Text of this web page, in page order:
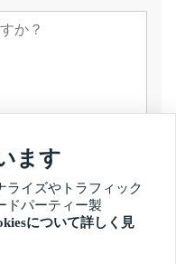
ます
ライズやトラフィック
ドパーティー製
について詳しく見